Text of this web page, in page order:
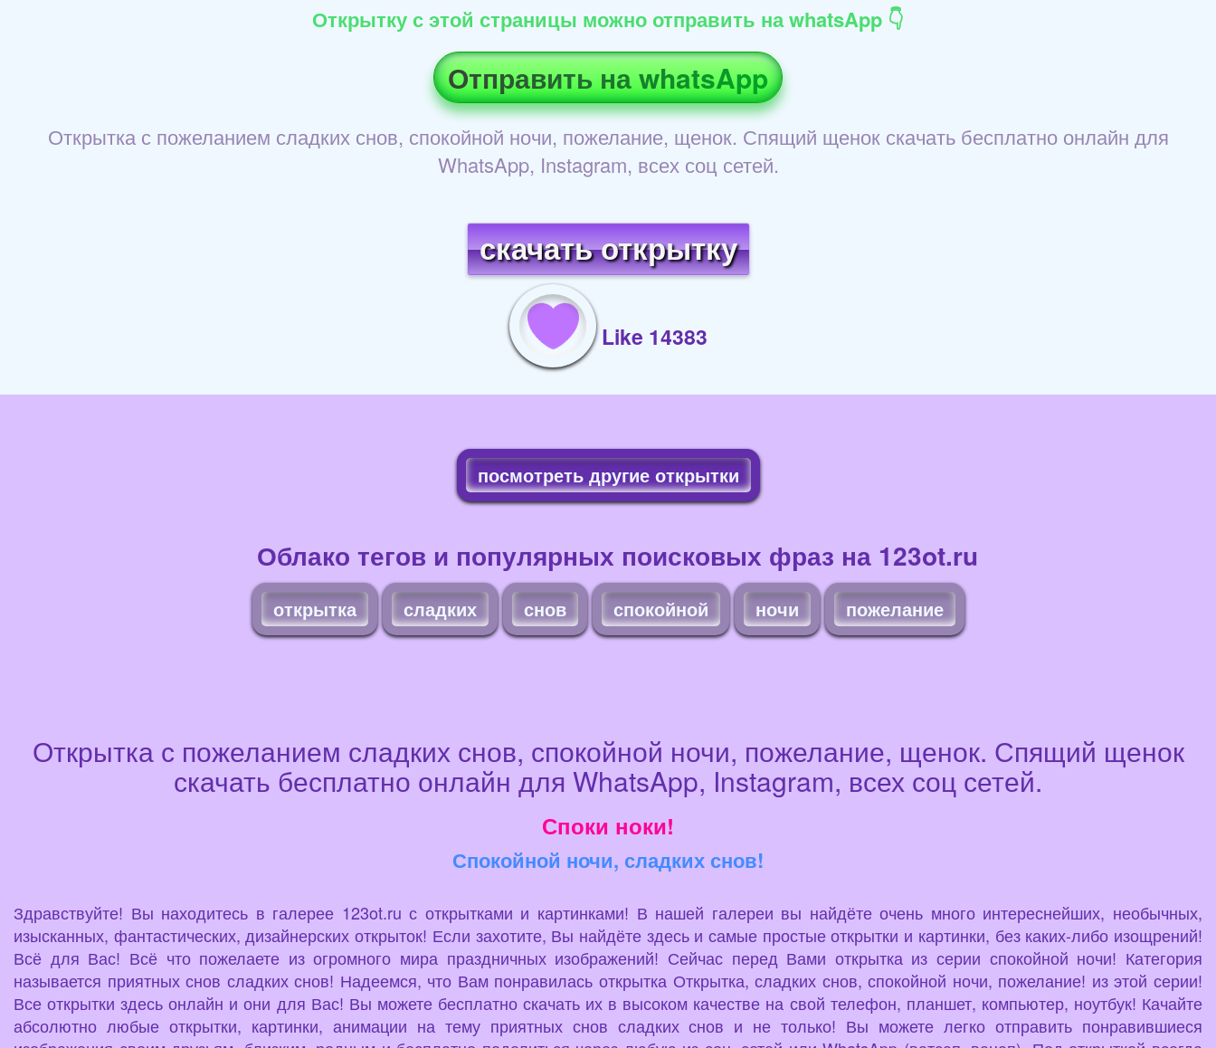
Открытку с этой страницы можно отправить на whatsApp 👇
Отправить на whatsApp
Открытка с пожеланием сладких снов, спокойной ночи, пожелание, щенок. Спящий щенок скачать бесплатно онлайн для
WhatsApp, Instagram, всех соц сетей.
скачать открытку
Like 14383
посмотреть другие открытки
Облако тегов и популярных поисковых фраз на 123ot.ru
открытка сладких снов спокойной ночи пожелание
Открытка с пожеланием сладких снов, спокойной ночи, пожелание, щенок. Спящий щенок
скачать бесплатно онлайн для WhatsApp, Instagram, всех соц сетей.
Споки ноки!
Спокойной ночи, сладких снов!
Здравствуйте! Вы находитесь в галерее 123ot.ru с открытками и картинками! В нашей галереи вы найдёте очень много интереснейших, необычных,
изысканных, фантастических, дизайнерских открыток! Если захотите, Вы найдёте здесь и самые простые открытки и картинки, без каких-либо изощрений!
Всё для Вас! Всё что пожелаете из огромного мира праздничных изображений! Сейчас перед Вами открытка из серии спокойной ночи! Категория
называется приятных снов сладких снов! Надеемся, что Вам понравилась открытка Открытка, сладких снов, спокойной ночи, пожелание! из этой серии!
Все открытки здесь онлайн и они для Вас! Вы можете бесплатно скачать их в высоком качестве на свой телефон, планшет, компьютер, ноутбук! Качайте
абсолютно любые открытки, картинки, анимации на тему приятных снов сладких снов и не только! Вы можете легко отправить понравившиеся